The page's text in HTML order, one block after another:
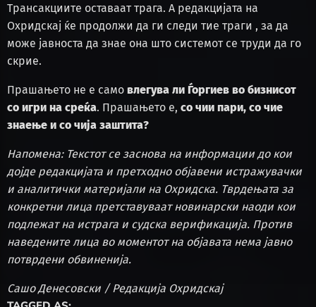
Трансакциите оставаат трага. А редакцијата на
Охридскај ќе продолжи да ги следи тие траги , за да
може јавноста да знае она што системот се труди да го
скрие.
Прашањето не е само влегува ли Ѓоргиев во бизнисот
со игри на среќа. Прашањето е, со чии пари, со чие
знаење и со чија заштита?
Напомена: Текстот се заснова на информации до кои
дојде редакцијата и претходно објавени истражувачки
и аналитички материјали на Охридска. Тврдењата за
конкретни лица претставуваат новинарски наоди кои
подлежат на истрага и судска верификација. Против
наведените лица во моментот на објавата нема јавно
потврдени обвиненија.
Сашо Денесовски / Редакција Охридскај